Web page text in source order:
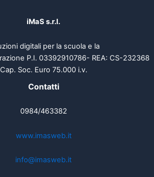
iMaS s.r.l.
digitali per la scuola e la
P.I. 03392910786- REA: CS-232368
Cap. Soc. Euro 75.000 i.v.
Contatti
0984/463382
www.imasweb.it
info@imasweb.it